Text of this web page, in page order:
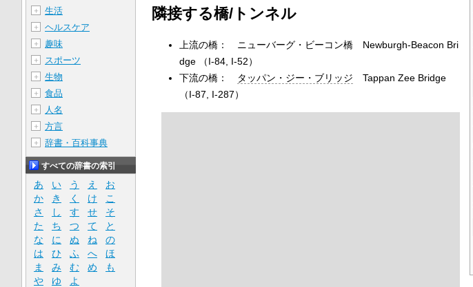
隣接する橋/トンネル
上流の橋： ニューバーグ・ビーコン橋 Newburgh-Beacon Bri
dge （I-84, I-52）
下流の橋：
タッパン・ジー・ブリッジ Tappan Zee Bridge
（I-87, I-287）
＋ 生活
＋ ヘルスケア
＋ 趣味
＋ スポーツ
＋ 生物
＋ 食品
＋ 人名
＋ 方言
＋ 辞書・百科事典
すべての辞書の索引
あ い う え
お
か
き く け
こ
さ
し す せ
そ
た
ち つ て
と
な
に ぬ ね
の
は
ひ ふ へ
ほ
ま
み む め
も
や
ゆ
よ